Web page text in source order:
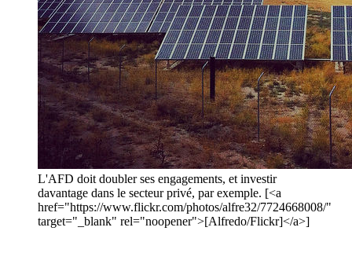
L'AFD doit doubler ses engagements, et investir
davantage dans le secteur privé, par exemple. [<a
href="https://www.flickr.com/photos/alfre32/7724668008/"
target="_blank" rel="noopener">[Alfredo/Flickr]</a>]